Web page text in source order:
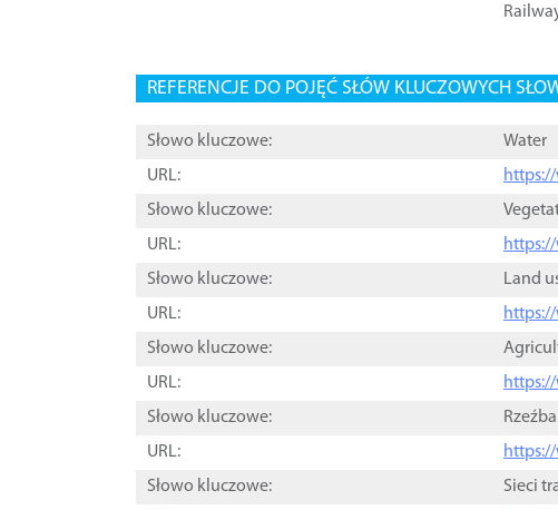
REFERENCJE DO POJĘĆ SŁÓW KLUCZOWYCH
Słowo kluczowe:
Water
URL:
Słowo kluczowe:
URL:
Słowo kluczowe:
Land
URL:
Słowo kluczowe:
URL:
Słowo kluczowe:
URL:
Słowo kluczowe:
Sieci